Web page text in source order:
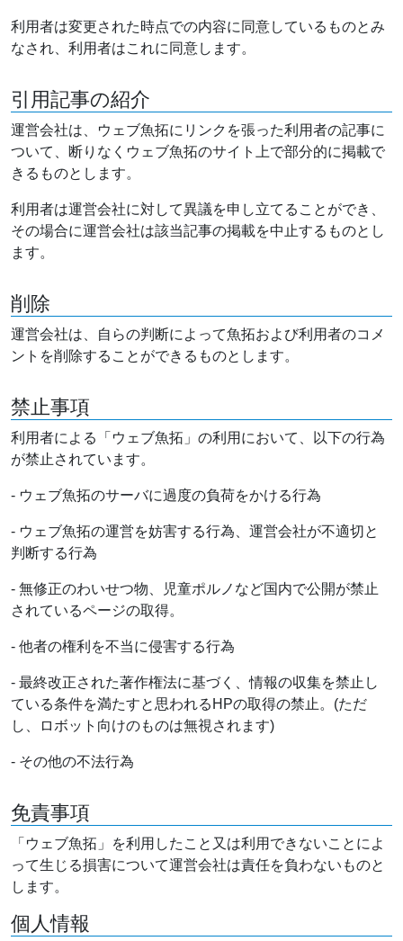
利用者は変更された時点での内容に同意しているものとみ
なされ、利用者はこれに同意します。
引用記事の紹介
運営会社は、ウェブ魚拓にリンクを張った利用者の記事に
ついて、断りなくウェブ魚拓のサイト上で部分的に掲載で
きるものとします。
利用者は運営会社に対して異議を申し立てることができ、
その場合に運営会社は該当記事の掲載を中止するものとし
ます。
削除
運営会社は、自らの判断によって魚拓および利用者のコメ
ントを削除することができるものとします。
禁止事項
利用者による「ウェブ魚拓」の利用において、以下の行為
が禁止されています。
- ウェブ魚拓のサーバに過度の負荷をかける行為
- ウェブ魚拓の運営を妨害する行為、運営会社が不適切と
判断する行為
- 無修正のわいせつ物、児童ポルノなど国内で公開が禁止
されているページの取得。
- 他者の権利を不当に侵害する行為
- 最終改正された著作権法に基づく、情報の収集を禁止し
ている条件を満たすと思われるHPの取得の禁止。(ただ
し、ロボット向けのものは無視されます)
- その他の不法行為
免責事項
「ウェブ魚拓」を利用したこと又は利用できないことによ
って生じる損害について運営会社は責任を負わないものと
します。
個人情報